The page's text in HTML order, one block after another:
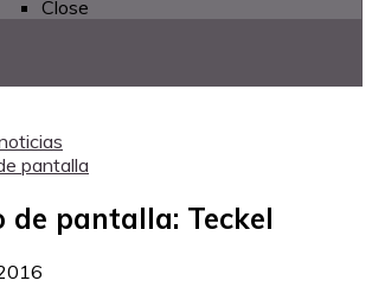
Close
pantalla
de pantalla: Teckel